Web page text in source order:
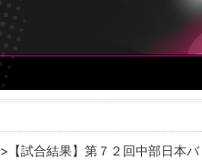
>【試合結果】第７２回中部日本